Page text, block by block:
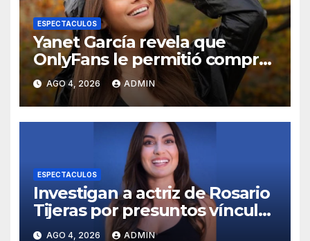
ESPECTACULOS
Yanet García revela que
OnlyFans le permitió comprar
un departamento en
Manhattan
AGO 4, 2026 ADMIN
ESPECTACULOS
Investigan a actriz de Rosario
Tijeras por presuntos vínculos
con red de huachicol fiscal
AGO 4, 2026 ADMIN